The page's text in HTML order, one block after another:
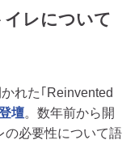
イレについて
れた｢Reinvented
壇。数年前から開
の必要性について語